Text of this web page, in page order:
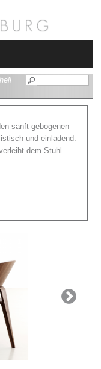
sanft gebogenen
und einladend.
dem Stuhl